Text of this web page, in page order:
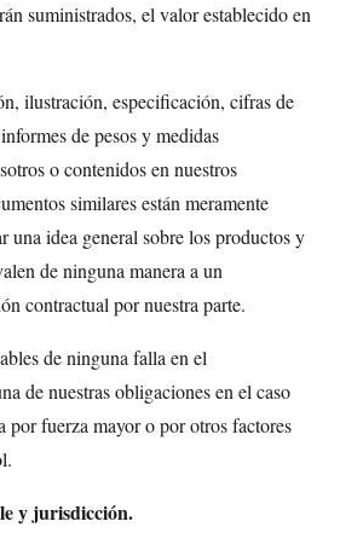
suministrados, el valor establecido en
ilustración, especificación, cifras de
de pesos y medidas
o contenidos en nuestros
similares están meramente
una idea general sobre los productos y
de ninguna manera a un
contractual por nuestra parte.
de ninguna falla en el
de nuestras obligaciones en el caso
por fuerza mayor o por otros factores
y jurisdicción.